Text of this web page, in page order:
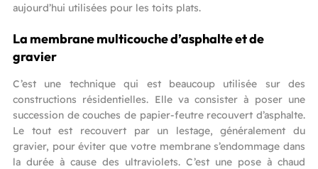
aujourd’hui utilisées pour les toits plats.
La membrane multicouche d’asphalte et de
gravier
C’est une technique qui est beaucoup utilisée sur des
constructions résidentielles. Elle va consister à poser une
succession de couches de papier-feutre recouvert d’asphalte.
Le tout est recouvert par un lestage, généralement du
gravier, pour éviter que votre membrane s’endommage dans
la durée à cause des ultraviolets. C’est une pose à chaud